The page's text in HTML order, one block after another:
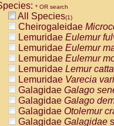
* OR search
All Species(1)
Cheirogaleidae
Lemuridae Eulemur
Lemuridae Eulemur
Lemuridae Eulemur
Lemuridae Lemur catta
Lemuridae Varecia
Galagidae Galago
Galagidae Galago
Galagidae Otolemur
Galagidae Galagidae